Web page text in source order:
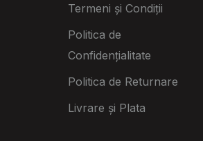
Termeni și Condiții
Politica de
Confidențialitate
Politica de Returnare
Livrare și Plata